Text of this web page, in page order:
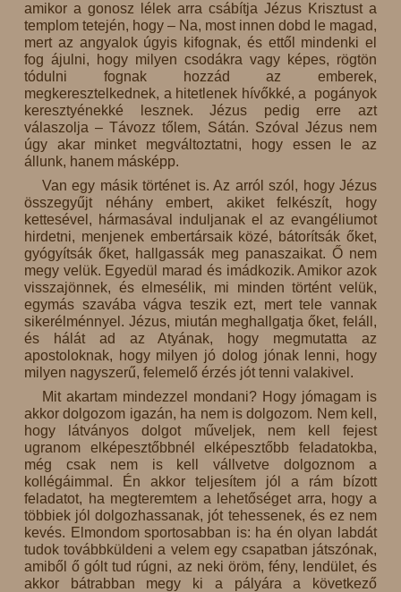
amikor a gonosz lélek arra csábítja Jézus Krisztust a
templom tetején, hogy – Na, most innen dobd le magad,
mert az angyalok úgyis kifognak, és ettől mindenki el
fog ájulni, hogy milyen csodákra vagy képes, rögtön
tódulni fognak hozzád az emberek,
megkeresztelkednek, a hitetlenek hívőkké, a pogányok
keresztyénekké lesznek. Jézus pedig erre azt
válaszolja – Távozz tőlem, Sátán. Szóval Jézus nem
úgy akar minket megváltoztatni, hogy essen le az
állunk, hanem másképp.
Van egy másik történet is. Az arról szól, hogy Jézus
összegyűjt néhány embert, akiket felkészít, hogy
kettesével, hármasával induljanak el az evangéliumot
hirdetni, menjenek embertársaik közé, bátorítsák őket,
gyógyítsák őket, hallgassák meg panaszaikat. Ő nem
megy velük. Egyedül marad és imádkozik. Amikor azok
visszajönnek, és elmesélik, mi minden történt velük,
egymás szavába vágva teszik ezt, mert tele vannak
sikerélménnyel. Jézus, miután meghallgatja őket, feláll,
és hálát ad az Atyának, hogy megmutatta az
apostoloknak, hogy milyen jó dolog jónak lenni, hogy
milyen nagyszerű, felemelő érzés jót tenni valakivel.
Mit akartam mindezzel mondani? Hogy jómagam is
akkor dolgozom igazán, ha nem is dolgozom. Nem kell,
hogy látványos dolgot műveljek, nem kell fejest
ugranom elképesztőbbnél elképesztőbb feladatokba,
még csak nem is kell vállvetve dolgoznom a
kollégáimmal. Én akkor teljesítem jól a rám bízott
feladatot, ha megteremtem a lehetőséget arra, hogy a
többiek jól dolgozhassanak, jót tehessenek, és ez nem
kevés. Elmondom sportosabban is: ha én olyan labdát
tudok továbbküldeni a velem egy csapatban játszónak,
amiből ő gólt tud rúgni, az neki öröm, fény, lendület, és
akkor bátrabban megy ki a pályára a következő